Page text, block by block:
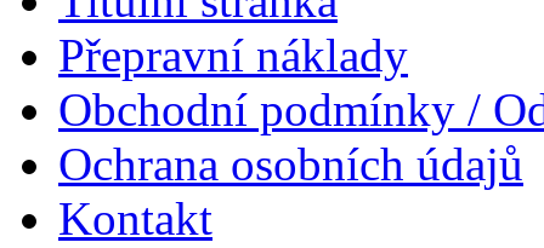
Přepravní náklady
Obchodní podmínky /
Ochrana osobních údajů
Kontakt